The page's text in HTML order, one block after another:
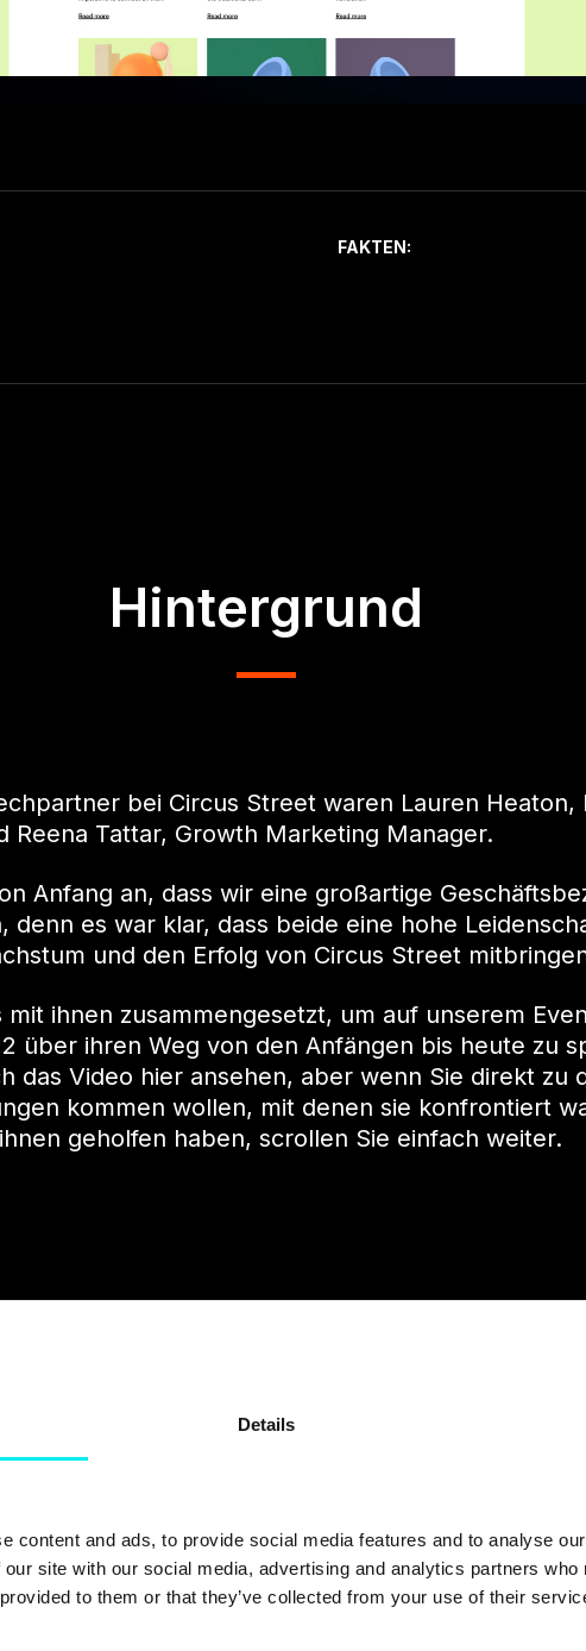
Details
content and ads, to provide social media features and to analyse
site with our social media, advertising and analytics partners
to them or that they’ve collected from your use of their
FAKTEN:
Hintergrund
bei Circus Street waren Lauren Heaton,
Reena Tattar, Growth Marketing Manager.
Anfang an, dass wir eine großartige
denn es war klar, dass beide eine hohe
und den Erfolg von Circus Street
ihnen zusammengesetzt, um auf unserem
über ihren Weg von den Anfängen bis heute zu
das Video hier ansehen, aber wenn Sie direkt zu
kommen wollen, mit denen sie konfrontiert
geholfen haben, scrollen Sie einfach weiter.